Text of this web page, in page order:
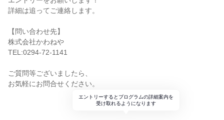
詳細は追ってご連絡します。
【問い合わせ先】
株式会社かわねや
TEL:0294-72-1141
ご質問等ございましたら、
お気軽にお問合せください。
エントリーするとプログラムの詳細案内を
受け取れるようになります